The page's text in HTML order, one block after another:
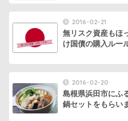
2016-02-21
無リスク資産もほ
け国債の購入ルー
2016-02-20
島根県浜田市にふ
鍋セットをもらい